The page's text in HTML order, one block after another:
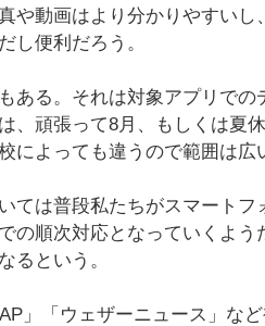
や動画はより分かりやすい
し便利だろう。
ある。それは対象アプリで
、頑張って8月、もしくは夏
によっても違うので範囲は広
ては普段私たちがスマート
の順次対応となっていくよ
るという。
」「ウェザーニュース」な